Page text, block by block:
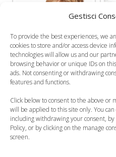
Gestisci
To provide the best experiences, we
cookies to store and/or access device
technologies will allow us and our
browsing behavior or unique IDs on
ads. Not consenting or withdrawing
features and functions.
Click below to consent to the above or
will be applied to this site only. You
including withdrawing your consent,
Policy, or by clicking on the manage
screen.
La sesta malattia:
sintomi e cura
Effetti collaterali del
paracetamolo: